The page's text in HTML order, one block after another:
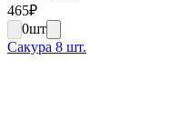
465₽
0шт
Сакура 8 шт.